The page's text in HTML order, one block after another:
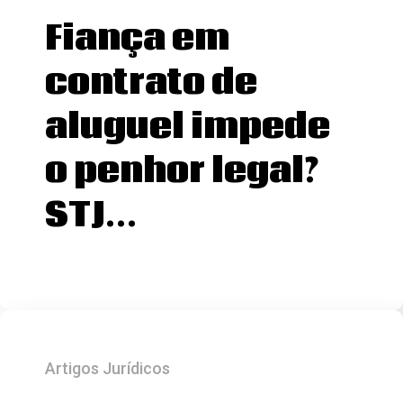
Fiança em
contrato de
aluguel impede
o penhor legal?
STJ…
Artigos Jurídicos